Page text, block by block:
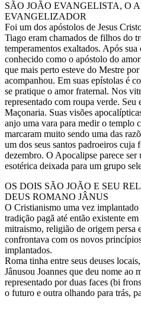
SÃO JOÃO EVANGELISTA, O
EVANGELIZADOR
Foi um dos apóstolos de Jesus
Tiago eram chamados de filhos do
temperamentos exaltados. Após
conhecido como o apóstolo do
que mais perto esteve do Mestre
acompanhou. Em suas epístolas é
se pratique o amor fraternal. Nos
representado com roupa verde. Seu
Maçonaria. Suas visões
anjo uma vara para medir o templo
marcaram muito sendo uma das
um dos seus santos padroeiros cuja
dezembro. O Apocalipse parece ser
esotérica deixada para um grupo
OS DOIS SÃO JOÃO E SEU
DEUS ROMANO JÂNUS
O Cristianismo uma vez implantado
tradição pagã até então existente
mitraismo, religião de origem persa
confrontava com os novos
implantados.
Roma tinha entre seus deuses
Jânusou Joannes que deu nome ao
representado por duas faces (bi
o futuro e outra olhando para trás,